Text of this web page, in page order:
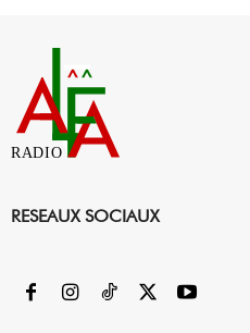
RADIO
RESEAUX SOCIAUX